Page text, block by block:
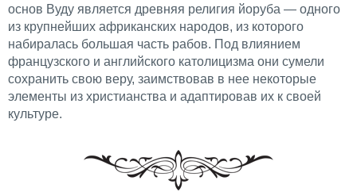
основ Вуду является древняя религия йоруба — одного
из крупнейших африканских народов, из которого
набиралась большая часть рабов. Под влиянием
французского и английского католицизма они сумели
сохранить свою веру, заимствовав в нее некоторые
элементы из христианства и адаптировав их к своей
культуре.